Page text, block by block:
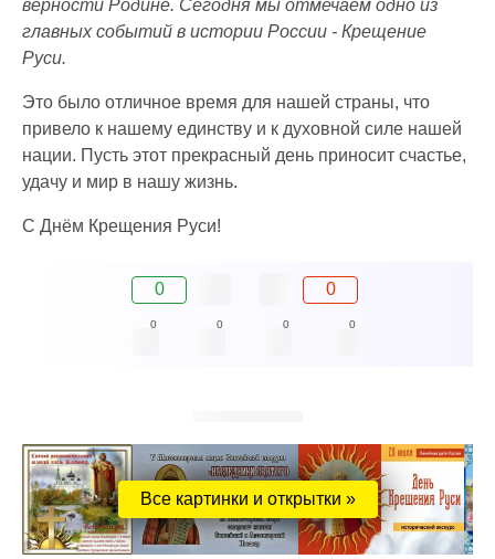
верности Родине. Сегодня мы отмечаем одно из
главных событий в истории России - Крещение
Руси.
Это было отличное время для нашей страны, что
привело к нашему единству и к духовной силе нашей
нации. Пусть этот прекрасный день приносит счастье,
удачу и мир в нашу жизнь.
С Днём Крещения Руси!
0 0
0 0 0 0
Все картинки и открытки »